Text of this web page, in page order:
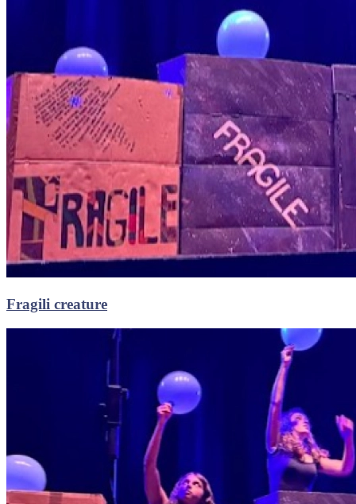
Fragili creature